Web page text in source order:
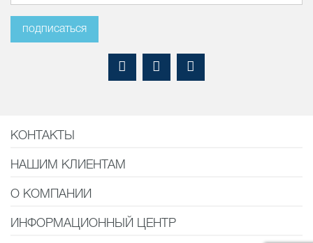
подписаться
КОНТАКТЫ
НАШИМ КЛИЕНТАМ
О КОМПАНИИ
ИНФОРМАЦИОННЫЙ ЦЕНТР